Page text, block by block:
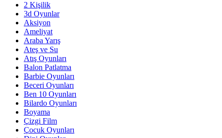
2 Kişilik
3d Oyunlar
Aksiyon
Ameliyat
Araba Yarış
Ateş ve Su
Atış Oyunları
Balon Patlatma
Barbie Oyunları
Beceri Oyunları
Ben 10 Oyunları
Bilardo Oyunları
Boyama
Çizgi Film
Çocuk Oyunları